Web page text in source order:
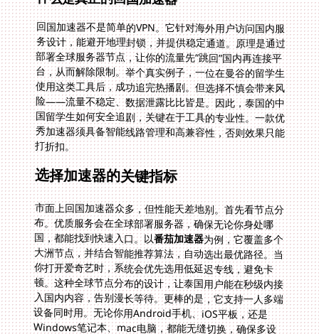
回国加速器不是简单的VPN。它针对海外用户访问国内服
务设计，能避开地理封锁，并提供稳定通道。原理是通过
部署全球服务器节点，让你的流量先“跳回”国内再连接平
台，从而解除限制。举个真实例子，一位在曼谷的留学生
使用这类工具后，成功追完热播剧。但选择不慎会带来风
险——流量不稳定、数据泄露比比皆是。因此，泰国的中
国留学生如何安全追剧，关键在于工具的专业性。一款优
秀加速器须具备智能线路管理和高兼容性，否则效果只能
打折扣。
选择加速器的关键指标
市面上回国加速器众多，但性能天差地别。首先看节点分
布。优质服务会在全球部署服务器，确保无论你身处哪
国，都能找到快速入口。以番茄加速器为例，它覆盖多个
大洲节点，并结合智能推荐算法，自动选出最优路径。当
你打开爱奇艺时，系统会优先选用低延迟专线，避免卡
顿。这种全球节点分布的设计，让泰国用户能在秒级内接
入国内内容，告别漫长等待。更棒的是，它支持一人多端
设备同时用。无论你用Android手机、iOS平板，还是
Windows笔记本、mac电脑，都能无缝切换，确保多设